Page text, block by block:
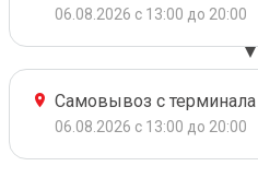
06.08.2026 с 13:00 до 20:00
Самовывоз с
06.08.2026 с 13:00 до 20:00